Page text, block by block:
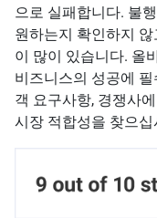
으로 실패합니다. 불
원하는지 확인하지
이 많이 있습니다. 올
비즈니스의 성공에
객 요구사항, 경쟁사
시장 적합성을 찾으십